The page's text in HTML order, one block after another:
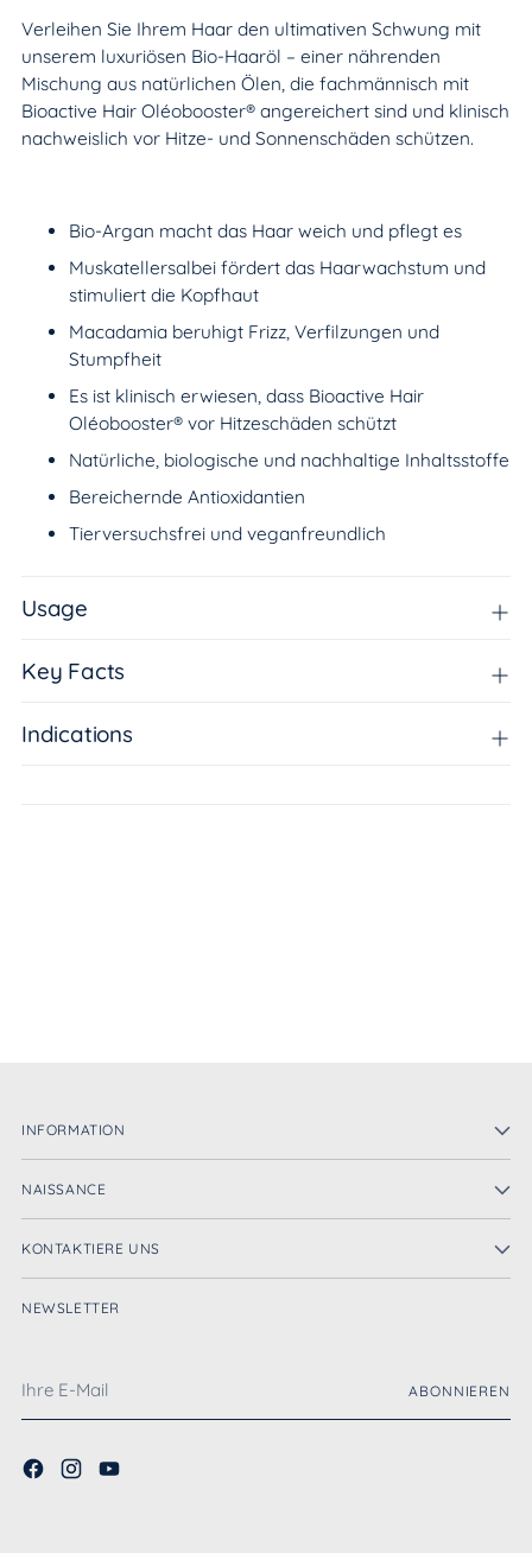
legen
Verleihen Sie Ihrem Haar den ultimativen Schwung mit
unserem luxuriösen Bio-Haaröl – einer nährenden
Mischung aus natürlichen Ölen, die fachmännisch mit
Bioactive Hair Oléobooster® angereichert sind und klinisch
nachweislich vor Hitze- und Sonnenschäden schützen.
Bio-Argan macht das Haar weich und pflegt es
Muskatellersalbei fördert das Haarwachstum und
stimuliert die Kopfhaut
Macadamia beruhigt Frizz, Verfilzungen und
Stumpfheit
Es ist klinisch erwiesen, dass Bioactive Hair
Oléobooster® vor Hitzeschäden schützt
Natürliche, biologische und nachhaltige Inhaltsstoffe
Bereichernde Antioxidantien
Tierversuchsfrei und veganfreundlich
Usage
Key Facts
Indications
INFORMATION
NAISSANCE
KONTAKTIERE UNS
NEWSLETTER
E-
ABONNIEREN